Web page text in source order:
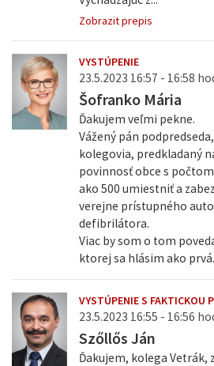
Zobrazit prepis
VYSTÚPENIE
23.5.2023 16:57 - 16:58
Šofranko Mária
Ďakujem veľmi pekne.
Vážený pán
kolegovia, predkladaný
povinnosť obce s
ako 500 umiestniť a
verejne prístupného
defibrilátora.
Viac by som o tom
ktorej sa hlásim ako prvá.
VYSTÚPENIE S FAKTICKOU
23.5.2023 16:55 - 16:56
Szőllős Ján
Ďakujem, kolega